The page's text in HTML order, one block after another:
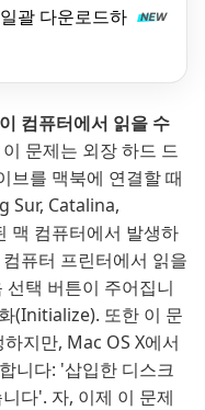
괄 다운로드하
컴퓨터에서 읽을 수
문제는 외장 하드 드
브를 맥북에 연결할 때
Sur, Catalina,
맥 컴퓨터에서 발생하
퓨터 프린터에서 읽을
택 버튼이 주어집니
(Initialize). 또한 이 문
지만, Mac OS X에서
니다: '삽입한 디스크
다'. 자, 이제 이 문제